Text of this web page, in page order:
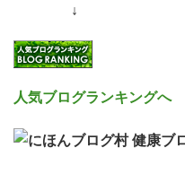
↓
人気ブログランキングへ